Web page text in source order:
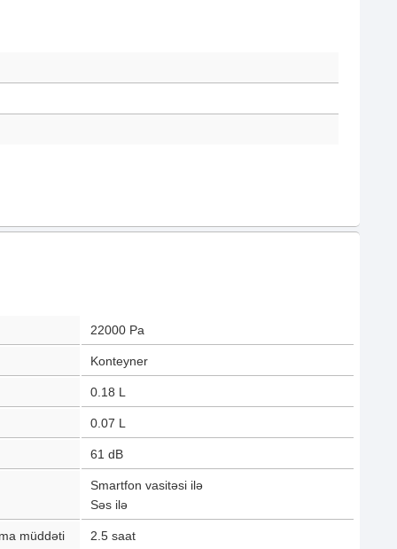
22000 Pa
Konteyner
0.18 L
0.07 L
61 dB
Smartfon vasitəsi ilə
Səs ilə
müddəti 2.5 saat